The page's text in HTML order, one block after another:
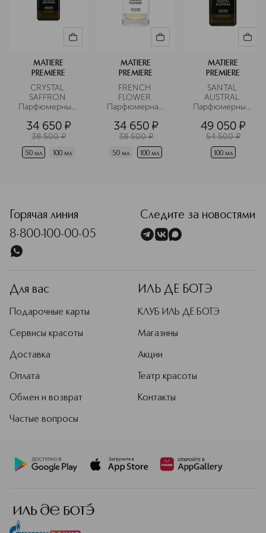
MATIERE
PREMIERE
CRYSTAL
SAFFRON
Парфюмерный
34 650 ¤
38 500 ¤
50 мл 100 мл
MATIERE
PREMIERE
FRENCH
FLOWER
Парфюмерная
34 650 ¤
38 500 ¤
50 мл 100 мл
MATIERE
PREMIERE
SANTAL
AUSTRAL
Парфюмерный
49 050 ¤
54 500 ¤
100 мл
Горячая линия
8-800-100-00-05
Следите за новостями
Для вас
Подарочные карты
Сервисы красоты
Доставка
Оплата
Обмен и возврат
Частые вопросы
ИЛЬ ДЕ БОТЭ
КЛУБ ИЛЬ ДЕ БОТЭ
Магазины
Акции
Театр красоты
Контакты